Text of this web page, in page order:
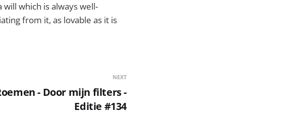
which is always well-
from it, as lovable as it is
NEXT
- Door mijn filters -
Editie #134